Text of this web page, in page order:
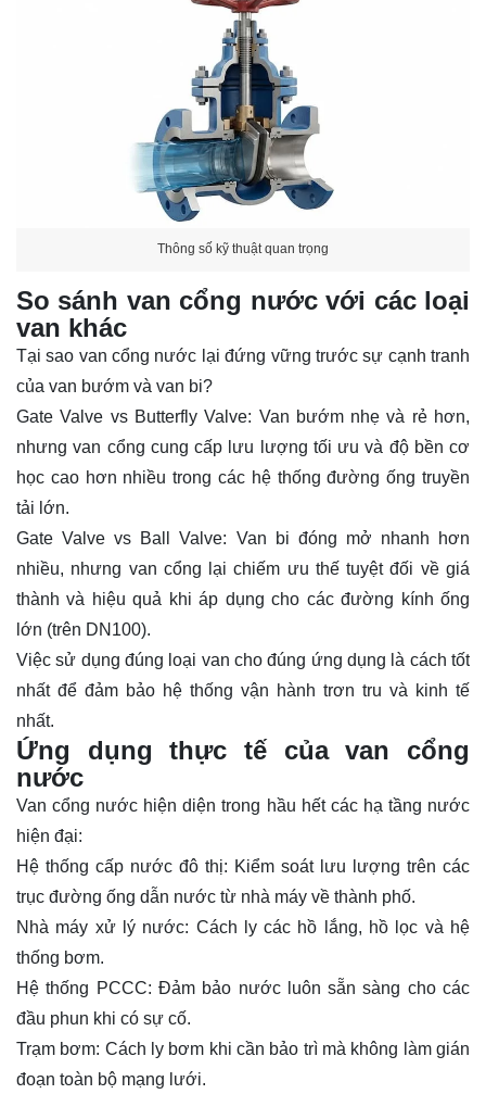
Thông số kỹ thuật quan trọng
So sánh van cổng nước với các loại
van khác
Tại sao van cổng nước lại đứng vững trước sự cạnh tranh
của van bướm và van bi?
Gate Valve vs Butterfly Valve: Van bướm nhẹ và rẻ hơn,
nhưng van cổng cung cấp lưu lượng tối ưu và độ bền cơ
học cao hơn nhiều trong các hệ thống đường ống truyền
tải lớn.
Gate Valve vs Ball Valve: Van bi đóng mở nhanh hơn
nhiều, nhưng van cổng lại chiếm ưu thế tuyệt đối về giá
thành và hiệu quả khi áp dụng cho các đường kính ống
lớn (trên DN100).
Việc sử dụng đúng loại van cho đúng ứng dụng là cách tốt
nhất để đảm bảo hệ thống vận hành trơn tru và kinh tế
nhất.
Ứng dụng thực tế của van cổng
nước
Van cổng nước hiện diện trong hầu hết các hạ tầng nước
hiện đại:
Hệ thống cấp nước đô thị: Kiểm soát lưu lượng trên các
trục đường ống dẫn nước từ nhà máy về thành phố.
Nhà máy xử lý nước: Cách ly các hồ lắng, hồ lọc và hệ
thống bơm.
Hệ thống PCCC: Đảm bảo nước luôn sẵn sàng cho các
đầu phun khi có sự cố.
Trạm bơm: Cách ly bơm khi cần bảo trì mà không làm gián
đoạn toàn bộ mạng lưới.